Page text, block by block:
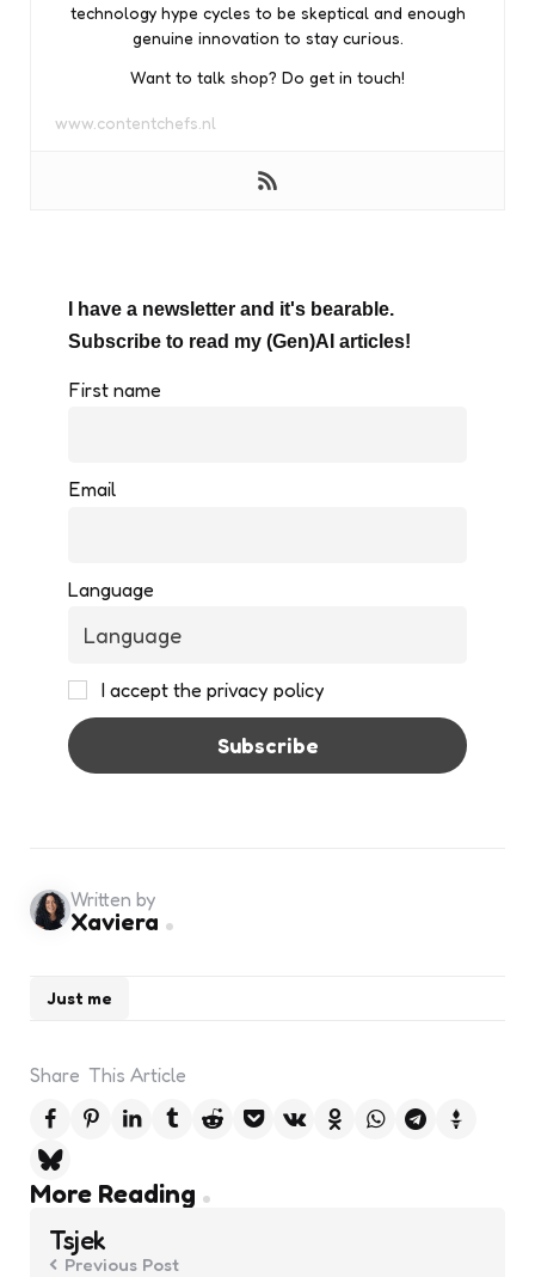
technology hype cycles to be skeptical and enough
genuine innovation to stay curious.
Want to talk shop? Do get in touch!
www.contentchefs.nl
I have a newsletter and it's bearable.
Subscribe to read my (Gen)AI articles!
First name
Email
Language
I accept the privacy policy
Just me
Written by
Xaviera
Share This Article
More Reading
Post
navigation
Tsjek
Previous Post